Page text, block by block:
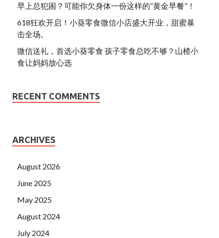
早上总犯困？可能你欠身体一份这样的“黄金早餐”！
618狂欢开启！小葵零食微信小店盛大开业，甜蜜暴
击全场。
微信送礼，首选小葵零食 孩子零食总吃不够？山楂小
食让妈妈放心选
RECENT COMMENTS
ARCHIVES
August 2026
June 2025
May 2025
August 2024
July 2024